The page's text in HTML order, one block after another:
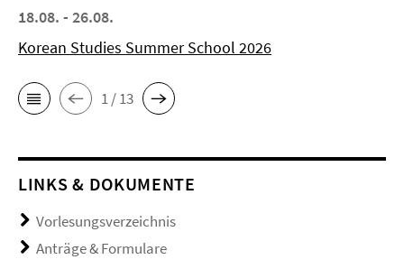
18.08. - 26.08.
Korean Studies Summer School 2026
1 / 13
LINKS & DOKUMENTE
Vorlesungsverzeichnis
Anträge & Formulare